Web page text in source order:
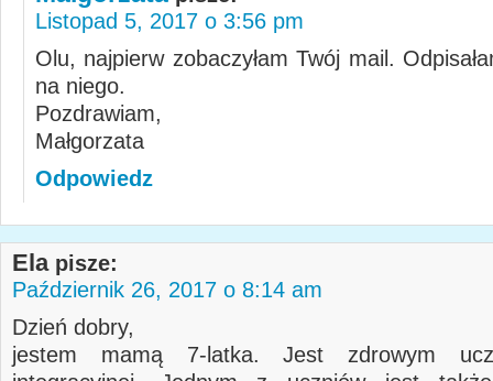
Listopad 5, 2017 o 3:56 pm
Olu, najpierw zobaczyłam Twój mail.
na niego.
Pozdrawiam,
Małgorzata
Odpowiedz
Ela pisze:
Październik 26, 2017 o 8:14 am
Dzień dobry,
jestem mamą 7-latka. Jest zdrowym